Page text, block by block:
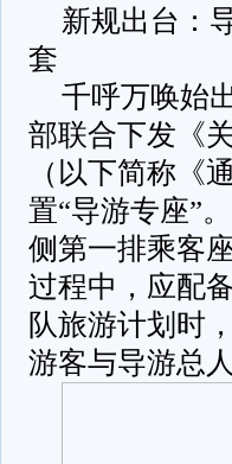
新规出台：
套
千呼万唤始
部联合下发《
（以下简称《
置“导游专座”
侧第一排乘客
过程中，应配
队旅游计划时
游客与导游总